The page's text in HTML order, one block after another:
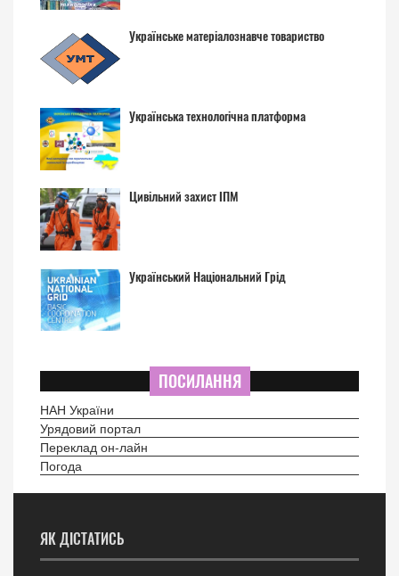
Українське матеріалознавче товариство
Українська технологічна платформа
Цивільний захист ІПМ
Український Національний Грід
ПОСИЛАННЯ
НАН України
Урядовий портал
Переклад он-лайн
Погода
ЯК ДІСТАТИСЬ